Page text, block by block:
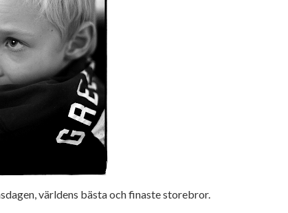
världens bästa och finaste storebror.